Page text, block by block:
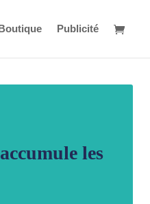
Publicité
les